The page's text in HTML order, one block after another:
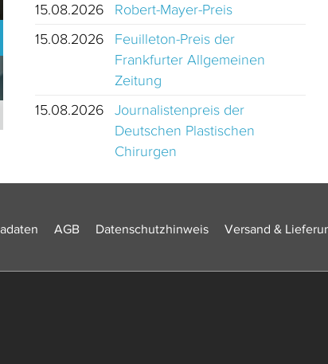
15.08.2026
Robert-Mayer-Preis
15.08.2026
Feuilleton-Preis der
Frankfurter Allgemeinen
Zeitung
15.08.2026
Journalistenpreis der
Deutschen Plastischen
Chirurgen
AGB Datenschutzhinweis Versand &